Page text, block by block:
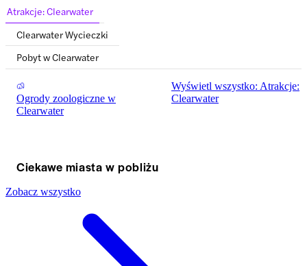
Atrakcje: Clearwater
Clearwater Wycieczki
Pobyt w Clearwater
Ogrody zoologiczne w
Clearwater
Wyświetl wszystko: Atrakcje:
Clearwater
Ciekawe miasta w pobliżu
Zobacz wszystko